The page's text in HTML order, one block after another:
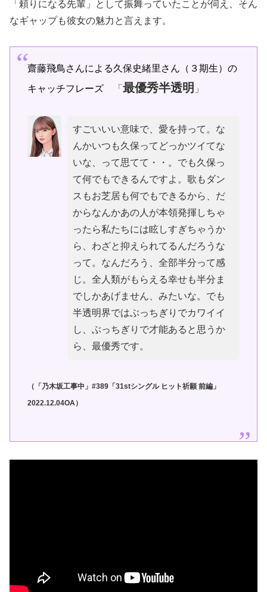
「頼りになる先輩」として振舞っていたことが伺え、そん
なギャップも彼女の魅力と言えます。
齋藤飛鳥さんによる久保史緒里さん（３期生）の
キャッチフレーズ
「 最優秀半透明 」
すごいいい意味で、愛を持って。な
んかいつも久保ってどっかツイてな
いな、って思てて・・。でも久保っ
て何でもできるんですよ。歌もダン
スもお芝居も何でもできるから、だ
からなんかあの人が本領発揮しちゃ
ったら私たちには眩しすぎちゃうか
ら、わざと抑えられてるんだろうな
って。なんだろう、全部半分って感
じ。全人類がもらえる幸せも半分ま
でしかあげません、みたいな。でも
半透明界ではぶっちぎりでカワイイ
し、ぶっちぎりで才能あると思うか
ら、最優秀です。
（「乃木坂工事中」#389「31stシングル ヒット祈願 前編」
2022.12.04OA）